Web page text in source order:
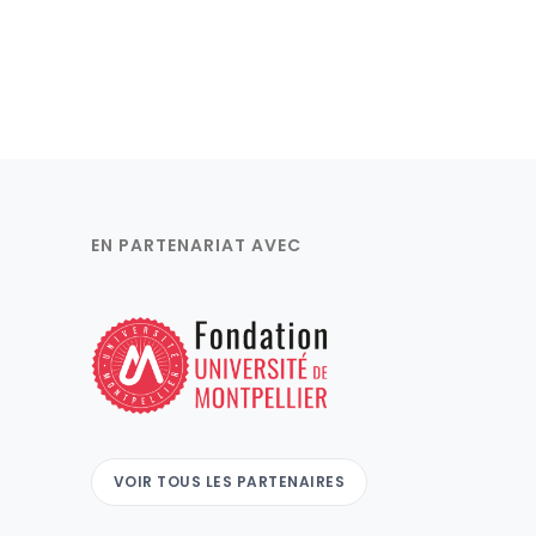
EN PARTENARIAT AVEC
VOIR TOUS LES PARTENAIRES